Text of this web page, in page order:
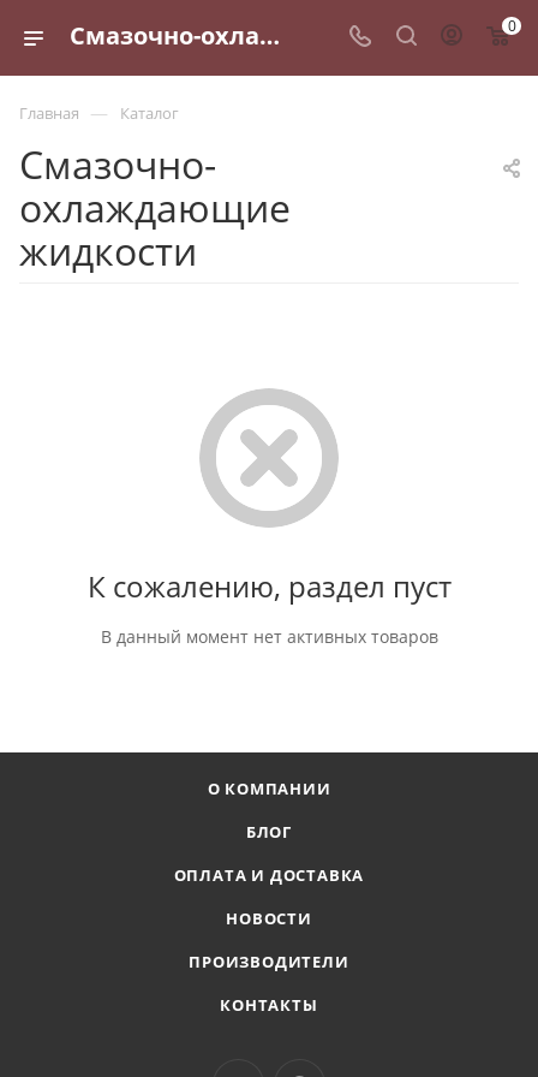
Смазочно-охлаждающие жидкости - купить по выгодным ценам в Санкт-Петербурге 0
Главная — Каталог
Смазочно-
охлаждающие
жидкости
К сожалению, раздел пуст
В данный момент нет активных товаров
О КОМПАНИИ
БЛОГ
ОПЛАТА И ДОСТАВКА
НОВОСТИ
ПРОИЗВОДИТЕЛИ
КОНТАКТЫ